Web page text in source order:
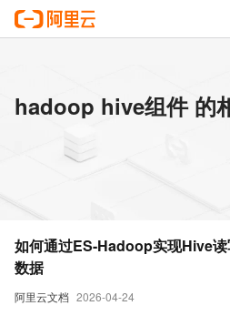
hadoop hive组件 的
阿里云文档 2026-04-24
如何通过ES-Hadoop实现Hive
数据